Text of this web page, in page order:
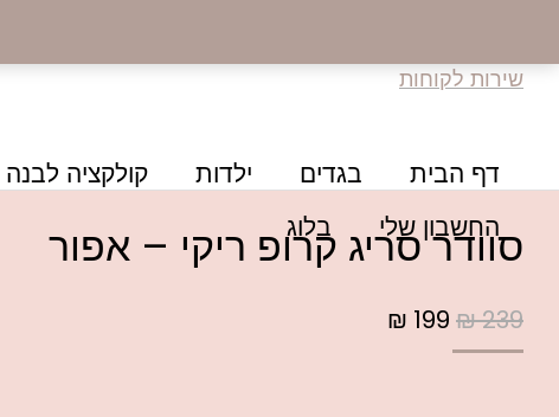
שירות לקוחות
דף הבית בגדים ילדות קולקציה לבנה
החשבון שלי
בלוג
סוודר סריג קרופ ריקי – אפור
₪239
₪ 199